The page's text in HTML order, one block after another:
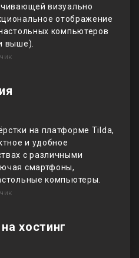
визуально
отображение
компьютеров
выше).
на платформе Tilda,
и удобное
с различными
смартфоны,
компьютеры.
хостинг